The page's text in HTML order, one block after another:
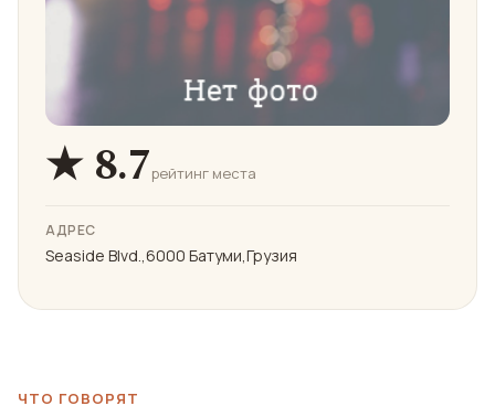
★ 8.7рейтинг места
АДРЕС
Seaside Blvd.,6000 Батуми,Грузия
ЧТО ГОВОРЯТ